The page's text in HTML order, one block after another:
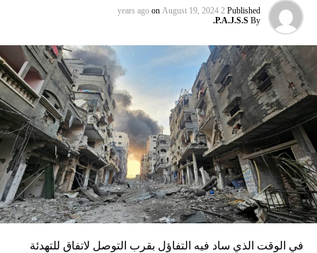
Published
2 years ago
on August 19, 2024
By
P.A.J.S.S.
في الوقت الذي ساد فيه التفاؤل بقرب التوصل لاتفاق للتهدئة